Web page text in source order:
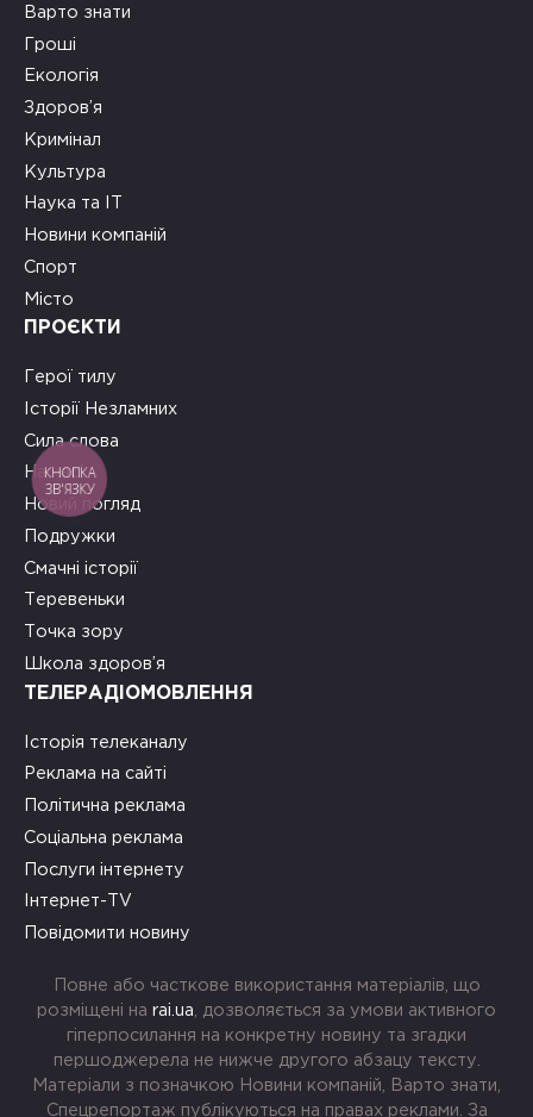
Варто знати
Гроші
Екологія
Здоров’я
Кримінал
Культура
Наука та ІТ
Новини компаній
Спорт
Місто
ПРОЄКТИ
Герої тилу
Історії Незламних
Сила слова
На часі
Новий погляд
Подружки
Смачні історії
Теревеньки
Точка зору
Школа здоров’я
ТЕЛЕРАДІОМОВЛЕННЯ
Історія телеканалу
Реклама на сайті
Політична реклама
Соціальна реклама
Послуги інтернету
Інтернет-TV
Повідомити новину
Повне або часткове використання матеріалів, що
розміщені на rai.ua , дозволяється за умови активного
гіперпосилання на конкретну новину та згадки
першоджерела не нижче другого абзацу тексту.
Матеріали з позначкою Новини компаній, Варто знати,
Спецрепортаж публікуються на правах реклами. За
КНОПКА
ЗВ'ЯЗКУ